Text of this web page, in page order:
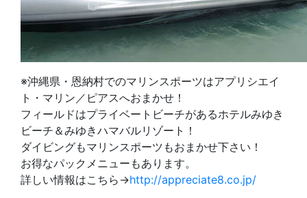
※沖縄県・恩納村でのマリンスポーツはアプリシエイ
ト・マリン／ピアスへおまかせ！
フィールドはプライベートビーチがあるホテルみゆき
ビーチ＆みゆきハマバルリゾート！
ダイビングもマリンスポーツもおまかせ下さい！
お得なパックメニューもあります。
詳しい情報はこちら→http://appreciate8.co.jp/